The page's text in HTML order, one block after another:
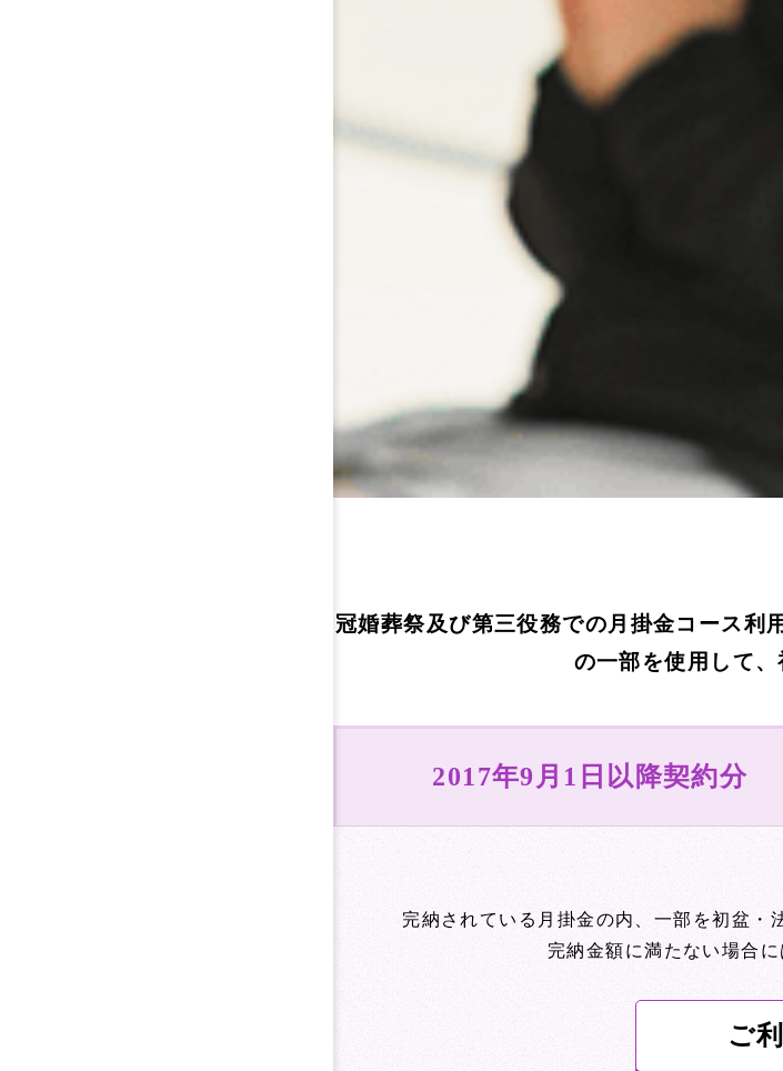
冠婚葬祭及び第三役務での月掛金コース利
の一部を使用して、
2017年9月1日 以降契約分
完納されている月掛金の内、一部を初盆・
完納金額に満たない場合
ご